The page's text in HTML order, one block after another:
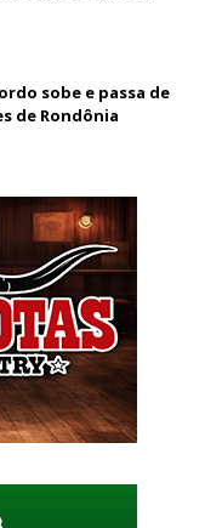
sobe e passa de
de Rondônia